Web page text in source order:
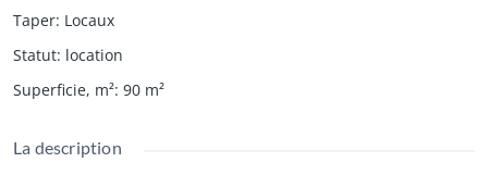
Taper: Locaux
Statut: location
Superficie, m²: 90 m²
La description